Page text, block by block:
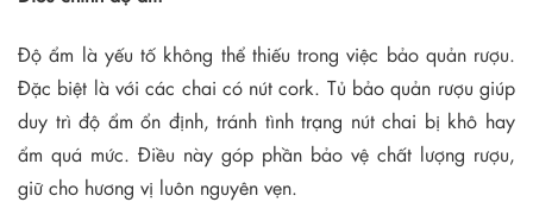
Độ ẩm là yếu tố không thể thiếu trong việc bảo quản rượu.
Đặc biệt là với các chai có nút cork. Tủ bảo quản rượu giúp
duy trì độ ẩm ổn định, tránh tình trạng nút chai bị khô hay
ẩm quá mức. Điều này góp phần bảo vệ chất lượng rượu,
giữ cho hương vị luôn nguyên vẹn.